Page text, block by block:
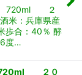
720ml ２
米：兵庫県産
歩合：40％ 酵
6度…
720ml ２０